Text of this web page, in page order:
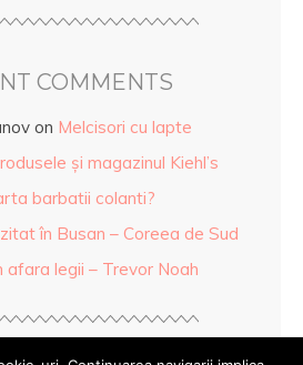
COMMENTS
on Melcisori cu lapte
și magazinul Kiehl’s
barbatii colanti?
în Busan – Coreea de Sud
afara legii – Trevor Noah